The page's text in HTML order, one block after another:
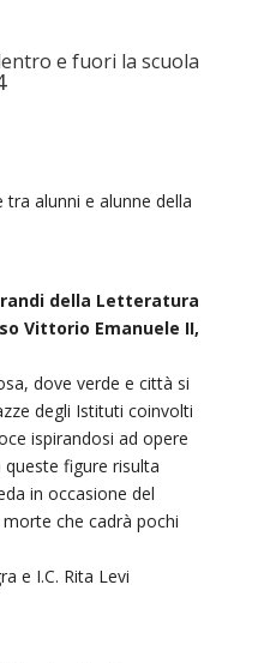
e fuori la scuola
alunni e alunne della
della Letteratura
Vittorio Emanuele II,
dove verde e città si
degli Istituti coinvolti
ispirandosi ad opere
figure risulta
in occasione del
che cadrà pochi
e I.C. Rita Levi